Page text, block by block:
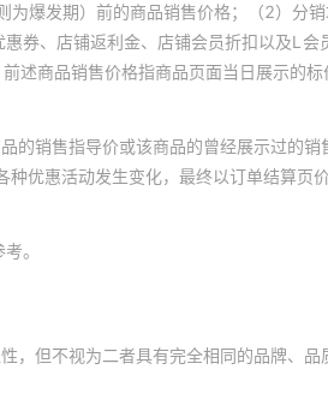
爆发期）前的商品销售价格；（2）
券、店铺返利金、店铺会员折扣以及L
商品销售价格指商品页面当日展示的
销售指导价或该商品的曾经展示过的销
优惠活动发生变化，最终以订单结算页价
。
但不视为二者具有完全相同的品牌、品